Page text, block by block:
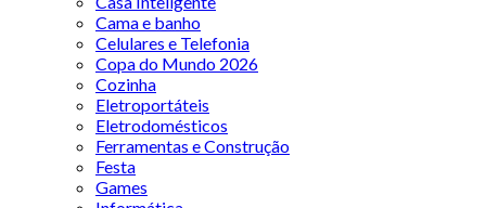
Cama e banho
Celulares e Telefonia
Copa do Mundo 2026
Cozinha
Eletroportáteis
Eletrodomésticos
Ferramentas e Construção
Festa
Games